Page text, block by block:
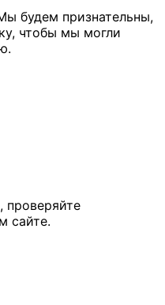
будем признательны,
чтобы мы могли
проверяйте
сайте.